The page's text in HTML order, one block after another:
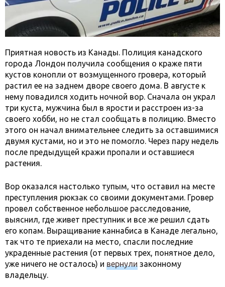
Приятная новость из Канады. Полиция канадского
города Лондон получила сообщения о краже пяти
кустов конопли от возмущенного гровера, который
растил ее на заднем дворе своего дома. В августе к
нему повадился ходить ночной вор. Сначала он украл
три куста, мужчина был в ярости и расстроен из-за
своего хобби, но не стал сообщать в полицию. Вместо
этого он начал внимательнее следить за оставшимися
двумя кустами, но и это не помогло. Через пару недель
после предыдущей кражи пропали и оставшиеся
растения.
Вор оказался настолько тупым, что оставил на месте
преступления рюкзак со своими документами. Гровер
провел собственное небольшое расследование,
выяснил, где живет преступник и все же решил сдать
его копам. Выращивание каннабиса в Канаде легально,
так что те приехали на место, спасли последние
украденные растения (от первых трех, понятное дело,
уже ничего не осталось) и вернули законному
владельцу.